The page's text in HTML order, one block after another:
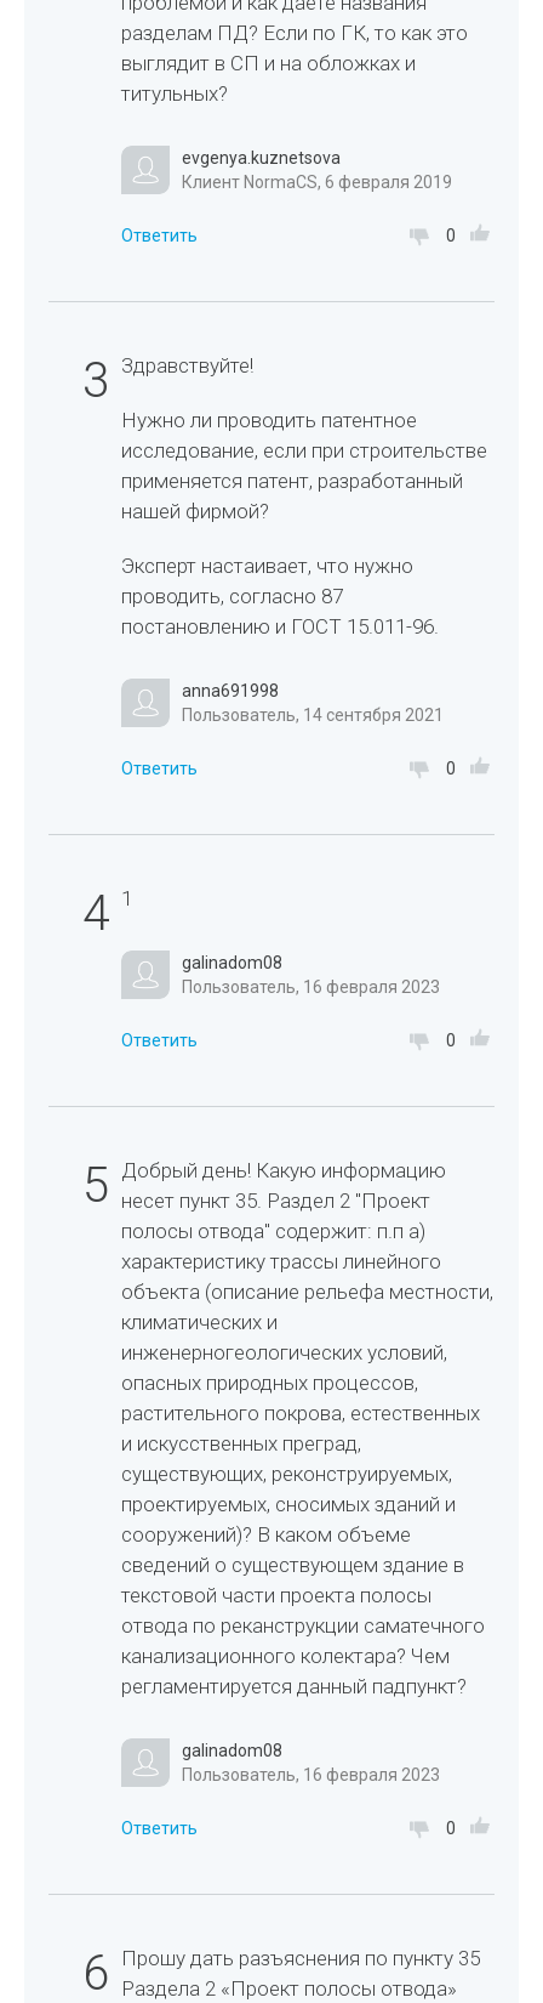
разделам ПД? Если по ГК, то как это
выглядит в СП и на обложках и
титульных?
evgenya.kuznetsova
Клиент NormaCS, 6 февраля 2019
Ответить 0
3 Здравствуйте!
Нужно ли проводить патентное
исследование, если при строительстве
применяется патент, разработанный
нашей фирмой?
Эксперт настаивает, что нужно
проводить, согласно 87
постановлению и ГОСТ 15.011-96.
anna691998
Пользователь, 14 сентября 2021
Ответить 0
4 1
galinadom08
Пользователь, 16 февраля 2023
Ответить 0
5
Добрый день! Какую информацию
несет пункт 35. Раздел 2 "Проект
полосы отвода" содержит: п.п а)
характеристику трассы линейного
объекта (описание рельефа местности,
климатических и
инженерногеологических условий,
опасных природных процессов,
растительного покрова, естественных
и искусственных преград,
существующих, реконструируемых,
проектируемых, сносимых зданий и
сооружений)? В каком объеме
сведений о существующем здание в
текстовой части проекта полосы
отвода по реканструкции саматечного
канализационного колектара? Чем
регламентируется данный падпункт?
galinadom08
Пользователь, 16 февраля 2023
Ответить 0
6
Прошу дать разъяснения по пункту 35
Раздела 2 «Проект полосы отвода»